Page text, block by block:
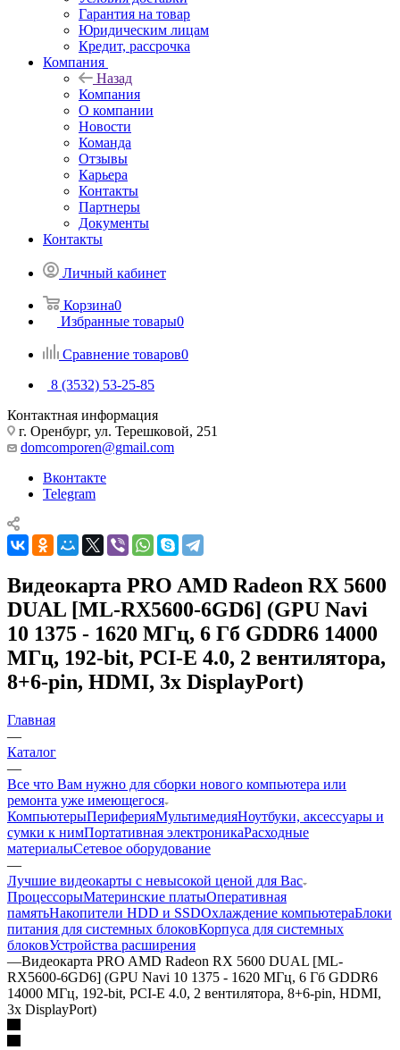
Гарантия на товар
Юридическим лицам
Кредит, рассрочка
Компания
Назад
Компания
О компании
Новости
Команда
Отзывы
Карьера
Контакты
Партнеры
Документы
Контакты
Личный кабинет
Корзина0
Избранные товары0
Сравнение товаров0
8 (3532) 53-25-85
Контактная информация
г. Оренбург, ул. Терешковой, 251
domcomporen@gmail.com
Вконтакте
Telegram
Видеокарта PRO AMD Radeon RX 5600
DUAL [ML-RX5600-6GD6] (GPU Navi
10 1375 - 1620 МГц, 6 Гб GDDR6 14000
МГц, 192-bit, PCI-E 4.0, 2 вентилятора,
8+6-pin, HDMI, 3x DisplayPort)
Главная
—
Каталог
—
Все что Вам нужно для сборки нового компьютера или
ремонта уже имеющегося
КомпьютерыПериферияМультимедияНоутбуки, аксессуары и
сумки к нимПортативная электроникаРасходные
материалыСетевое оборудование
—
Лучшие видеокарты с невысокой ценой для Вас
ПроцессорыМатеринские платыОперативная
памятьНакопители HDD и SSDОхлаждение компьютераБлоки
питания для системных блоковКорпуса для системных
блоковУстройства расширения
—Видеокарта PRO AMD Radeon RX 5600 DUAL [ML-
RX5600-6GD6] (GPU Navi 10 1375 - 1620 МГц, 6 Гб GDDR6
14000 МГц, 192-bit, PCI-E 4.0, 2 вентилятора, 8+6-pin, HDMI,
3x DisplayPort)